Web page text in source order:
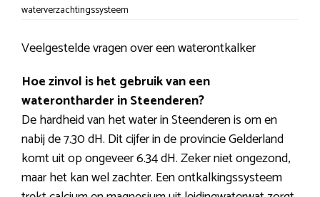
waterverzachtingssysteem
Veelgestelde vragen over een waterontkalker
Hoe zinvol is het gebruik van een
waterontharder in Steenderen?
De hardheid van het water in Steenderen is om en
nabij de 7.30 dH. Dit cijfer in de provincie Gelderland
komt uit op ongeveer 6.34 dH. Zeker niet ongezond,
maar het kan wel zachter. Een ontkalkingssysteem